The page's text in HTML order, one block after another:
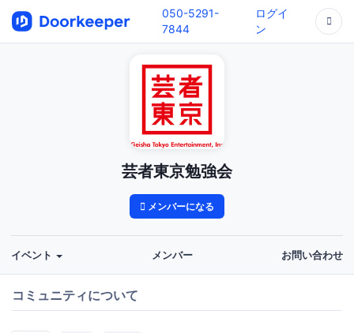
050-5291-
7844
ログイ
ン
芸者東京勉強会
メンバーになる
イベント メンバー お問い合わせ
コミュニティについて